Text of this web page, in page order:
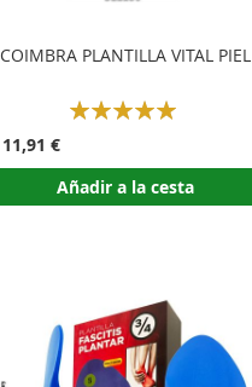
COIMBRA PLANTILLA VITAL PIEL
Rating:
11,91 €
Añadir a la cesta